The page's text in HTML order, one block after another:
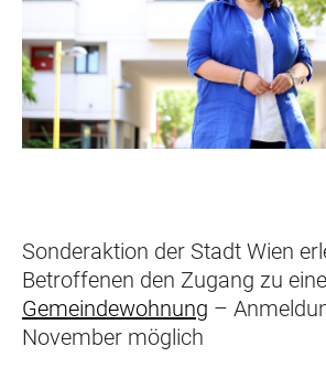
Sonderaktion der Stadt Wien
Betroffenen den Zugang zu
Gemeindewohnung –
November möglich